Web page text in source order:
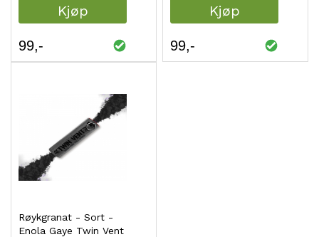
Kjøp
99
Kjøp
99
Røykgranat - Sort -
Enola Gaye Twin Vent